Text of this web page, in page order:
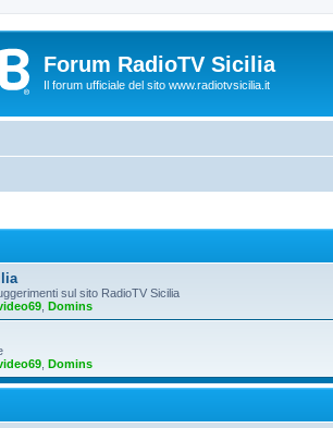
Forum RadioTV Sicilia
Il forum ufficiale del sito www.radiotvsicilia.it
sul sito RadioTV Sicilia
Domins
Domins